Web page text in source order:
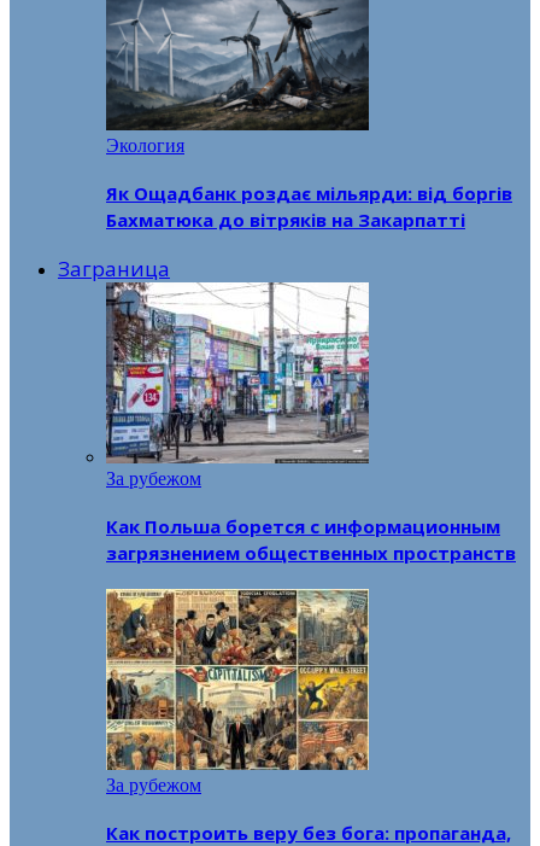
Экология
Як Ощадбанк роздає мільярди: від боргів
Бахматюка до вітряків на Закарпатті
Заграница
За рубежом
Как Польша борется с информационным
загрязнением общественных пространств
За рубежом
Как построить веру без бога: пропаганда,